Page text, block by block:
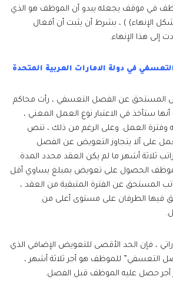
في موقف يجعله يبدو أن الموظف هو الذي
الإنهاء) ) ، بشرط أن يثبت أن أفعال
إلى هذا الإنهاء.
في دولة الامارات العربية المتحدة
المستحق عن الفصل التعسفي ، رأت محاكم
أنها ستأخذ في الاعتبار نوع العمل المعني ،
وفترة العمل. وعلى الرغم من ذلك ، تنص
العمل على ألا يتجاوز التعويض عن الفصل
ثلاثة أشهر ما لم يكن العقد محدد المدة.
الحصول على تعويض بمبلغ يساوي أقل
المستحق عن الفترة المتبقية من العقد ،
فيها الطرفان على مستوى أعلى من
، فإن الحد الأقصى للتعويض الإضافي الذي
التعسفي” للموظف هو أجر ثلاثة أشهر ،
حصل عليه الموظف قبل الفصل.